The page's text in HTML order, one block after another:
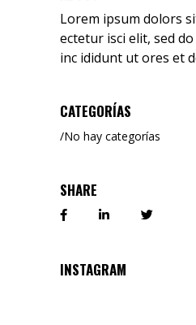
Lorem ipsum dolors
ectetur isci elit, sed
inc ididunt ut ores et
CATEGORÍAS
No hay categorías
SHARE
INSTAGRAM